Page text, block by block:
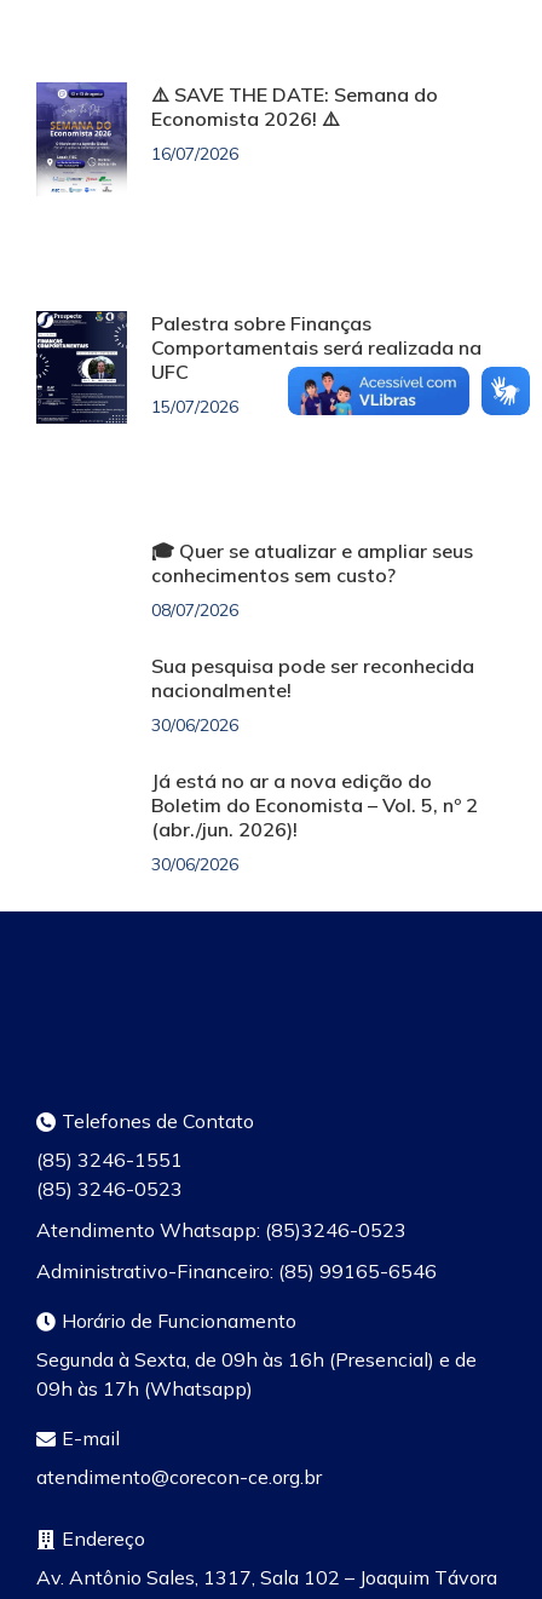
⚠️ SAVE THE DATE: Semana do
Economista 2026! ⚠️
16/07/2026
Palestra sobre Finanças
Comportamentais será realizada na
UFC
15/07/2026
🎓 Quer se atualizar e ampliar seus
conhecimentos sem custo?
08/07/2026
Sua pesquisa pode ser reconhecida
nacionalmente!
30/06/2026
Já está no ar a nova edição do
Boletim do Economista – Vol. 5, nº 2
(abr./jun. 2026)!
30/06/2026
Telefones de Contato
(85) 3246-1551
(85) 3246-0523
Atendimento Whatsapp: (85)3246-0523
Administrativo-Financeiro: (85) 99165-6546
Horário de Funcionamento
Segunda à Sexta, de 09h às 16h (Presencial) e de
09h às 17h (Whatsapp)
E-mail
atendimento@corecon-ce.org.br
Endereço
Av. Antônio Sales, 1317, Sala 102 – Joaquim Távora